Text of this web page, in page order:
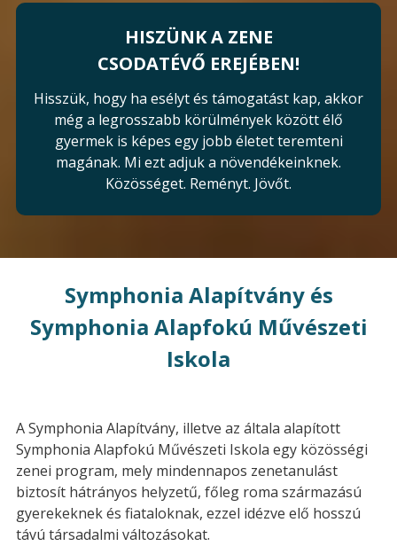
HISZÜNK A ZENE
CSODATÉVŐ EREJÉBEN!
Hisszük, hogy ha esélyt és támogatást kap, akkor
még a legrosszabb körülmények között élő
gyermek is képes egy jobb életet teremteni
magának. Mi ezt adjuk a növendékeinknek.
Közösséget. Reményt. Jövőt.
Symphonia Alapítvány és
Symphonia Alapfokú Művészeti
Iskola
A Symphonia Alapítvány, illetve az általa alapított
Symphonia Alapfokú Művészeti Iskola egy közösségi
zenei program, mely mindennapos zenetanulást
biztosít hátrányos helyzetű, főleg roma származású
gyerekeknek és fiataloknak, ezzel idézve elő hosszú
távú társadalmi változásokat.